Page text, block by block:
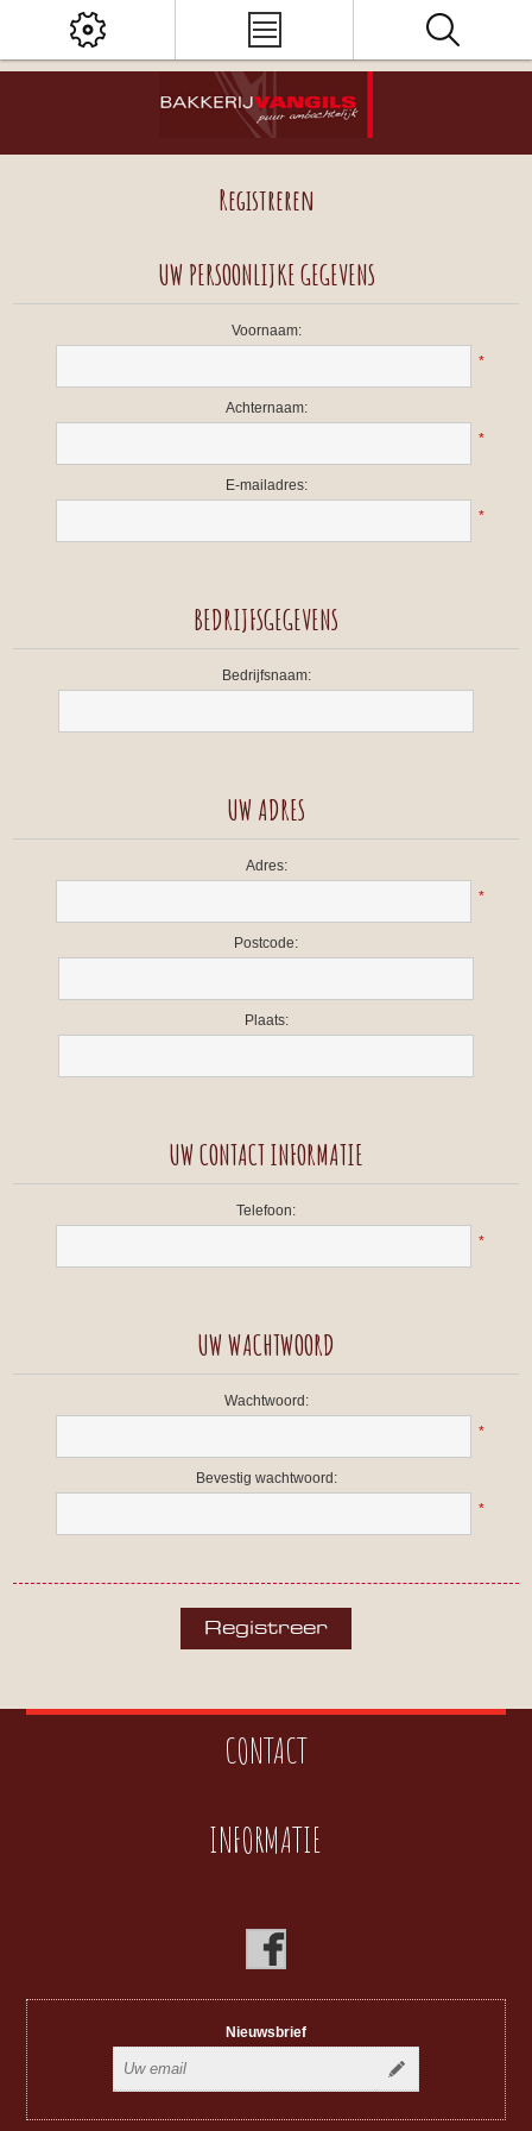
Registreren
UW PERSOONLIJKE GEGEVENS
Voornaam:
*
Achternaam:
*
E-mailadres:
*
BEDRIJFSGEGEVENS
Bedrijfsnaam:
UW ADRES
Adres:
*
Postcode:
Plaats:
UW CONTACT INFORMATIE
Telefoon:
*
UW WACHTWOORD
Wachtwoord:
*
Bevestig wachtwoord:
*
CONTACT
INFORMATIE
Nieuwsbrief